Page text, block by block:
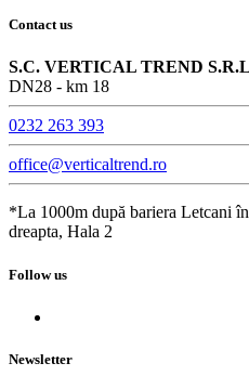
Contact us
S.C. VERTICAL TREND
DN28 - km 18
0232 263 393
office@verticaltrend.ro
*La 1000m după bariera Letcani
dreapta, Hala 2
Follow us
Newsletter